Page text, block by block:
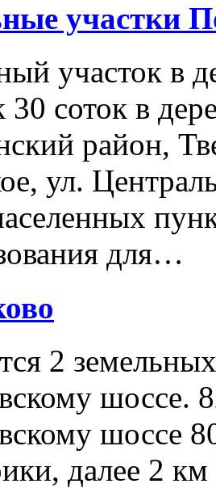
участки
участок в
30 соток в
район,
ул.
для…
2
шоссе
далее 2